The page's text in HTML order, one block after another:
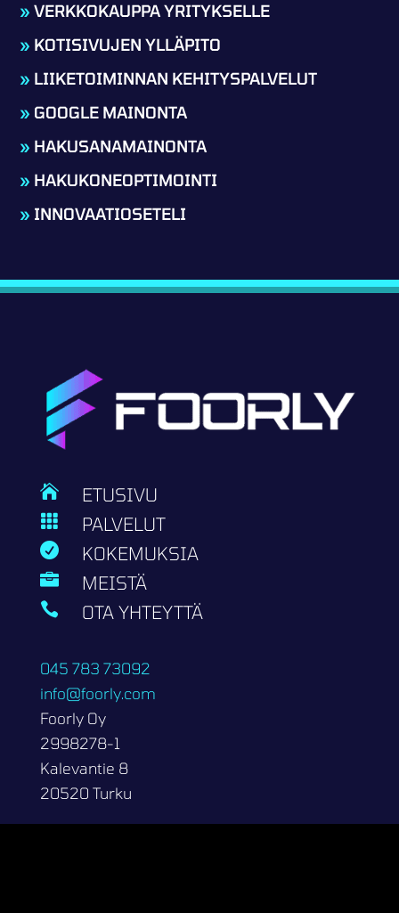
» VERKKOKAUPPA YRITYKSELLE
» KOTISIVUJEN YLLÄPITO
» LIIKETOIMINNAN KEHITYSPALVELUT
» GOOGLE MAINONTA
» HAKUSANAMAINONTA
» HAKUKONEOPTIMOINTI
» INNOVAATIOSETELI
 ETUSIVU
 PALVELUT
 KOKEMUKSIA
 MEISTÄ
 OTA YHTEYTTÄ
045 783 73092
info@foorly.com
Foorly Oy
2998278-1
Kalevantie 8
20520 Turku